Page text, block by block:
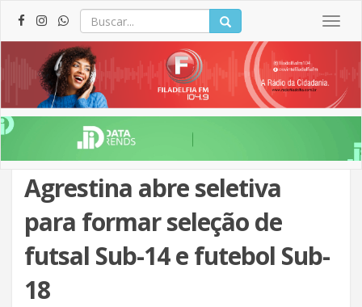
Agrestina abre seletiva
para formar seleção de
futsal Sub-14 e futebol Sub-
18